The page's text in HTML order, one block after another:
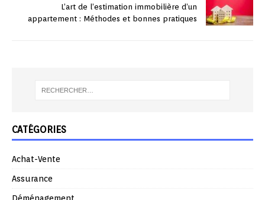
L’art de l’estimation immobilière d’un
appartement : Méthodes et bonnes pratiques
CATÉGORIES
Achat-Vente
Assurance